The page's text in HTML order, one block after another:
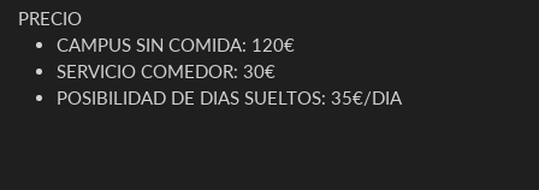
PRECIO
CAMPUS SIN COMIDA: 120€
SERVICIO COMEDOR: 30€
POSIBILIDAD DE DIAS SUELTOS: 35€/DIA